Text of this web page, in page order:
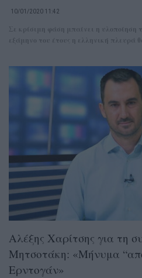
10/01/2020 11:42
Αλέξης Χαρίτσης για τη
Μητσοτάκη: «Μήνυμα
Ερντογάν»